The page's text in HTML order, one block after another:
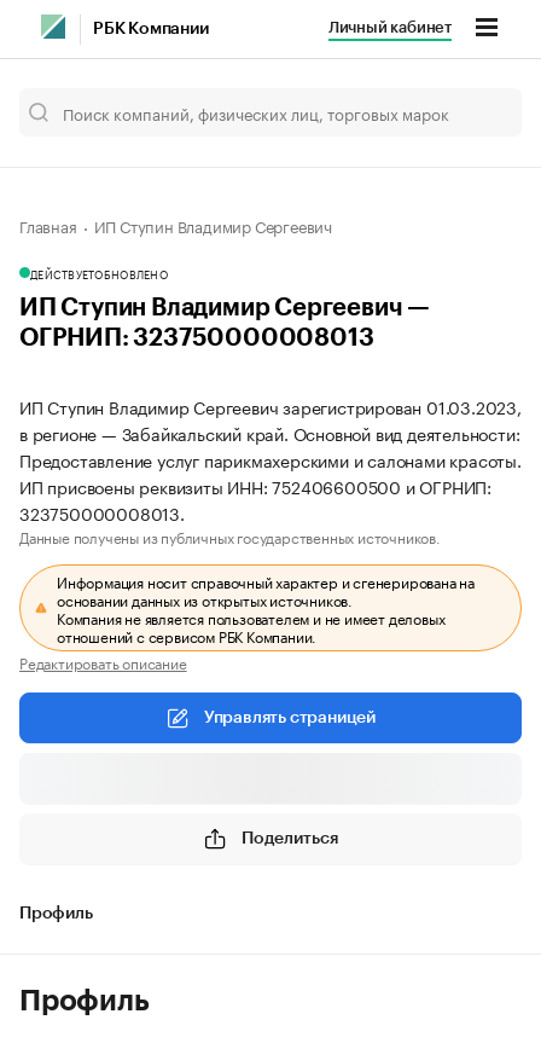
РБК Компании Личный кабинет
Главная ИП Ступин Владимир Сергеевич
ДЕЙСТВУЕТОБНОВЛЕНО
ИП Ступин Владимир Сергеевич —
ОГРНИП: 323750000008013
ИП Ступин Владимир Сергеевич зарегистрирован 01.03.2023,
в регионе — Забайкальский край. Основной вид деятельности:
Предоставление услуг парикмахерскими и салонами красоты.
ИП присвоены реквизиты ИНН: 752406600500 и ОГРНИП:
323750000008013.
Данные получены из публичных государственных источников.
Информация носит справочный характер и сгенерирована на
основании данных из открытых источников.
Компания не является пользователем и не имеет деловых
отношений с сервисом РБК Компании.
Редактировать описание
Управлять страницей
Поделиться
Профиль
Профиль